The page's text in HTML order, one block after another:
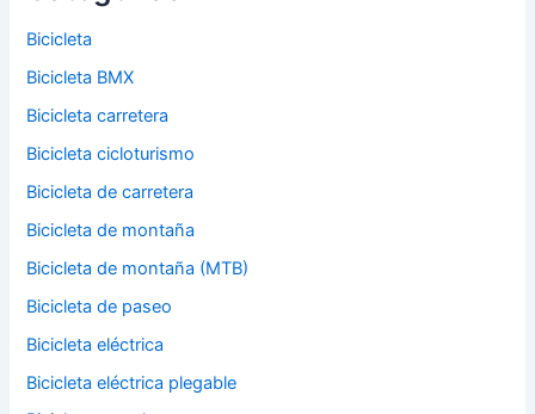
Bicicleta
Bicicleta BMX
Bicicleta carretera
Bicicleta cicloturismo
Bicicleta de carretera
Bicicleta de montaña
Bicicleta de montaña (MTB)
Bicicleta de paseo
Bicicleta eléctrica
Bicicleta eléctrica plegable